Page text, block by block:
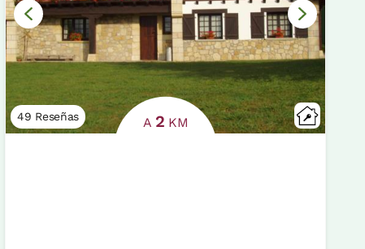
49 Reseñas A 2 KM